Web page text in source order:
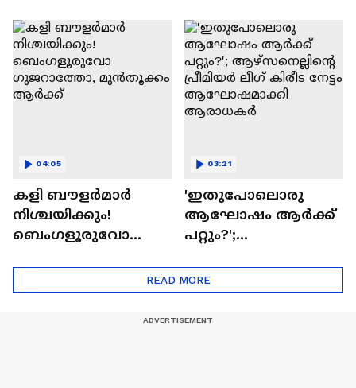
മുൻതൂക്കം ആർക്ക്?
അവസാന ലോകകപ്പ്
കളി ബൗളര്‍മാര്‍
നിശ്ചയിക്കും!
ബെംഗളൂരുവോ
മുൻതൂക്കം ആർക്ക്
04:05
'ഇതുപോലൊരു
ആഘോഷം ആർക്ക്
പറ്റും?';
പ്രീമിയർ ലീ​ഗ് കിരീട
നേട്ടം
03:21
READ MORE